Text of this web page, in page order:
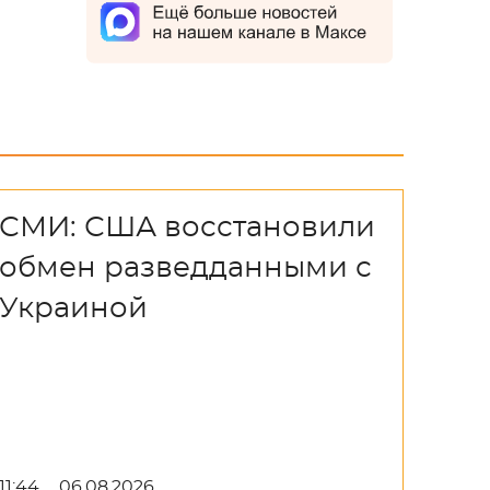
США восстановили
разведданными с